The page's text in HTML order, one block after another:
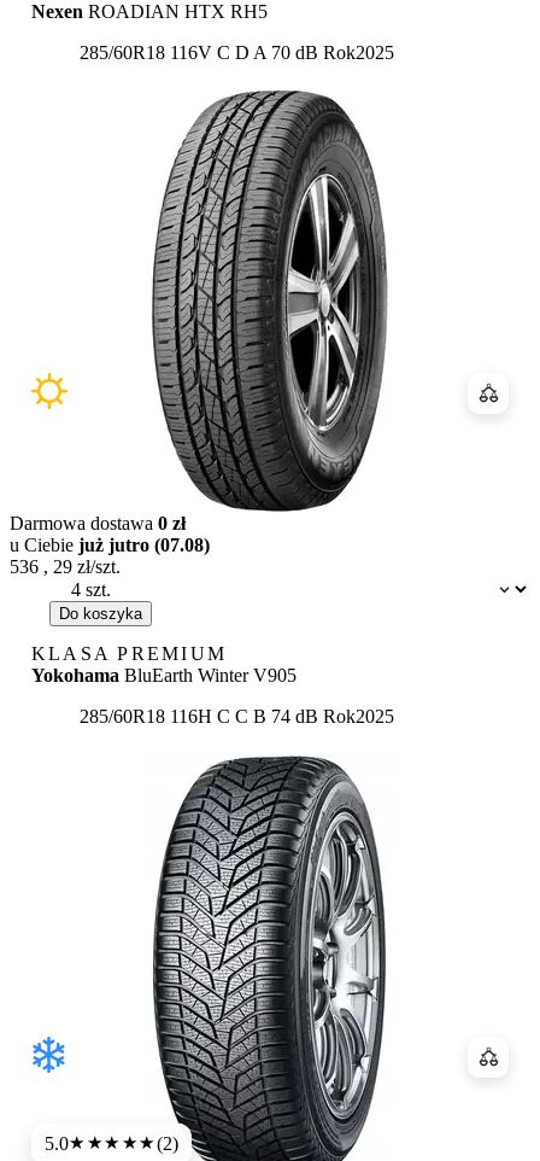
Nexen ROADIAN HTX RH5
285/60R18 116V Etykieta:
C D A 70 dB Rok2025
Dostępność:
Darmowa dostawa 0 zł
u Ciebie już jutro (07.08)
536 , 29 zł/szt.
Do koszyka
KLASA PREMIUM
Yokohama BluEarth Winter V905
285/60R18 116H Etykieta:
C C B 74 dB Rok2025
5.0★★★★★(2)